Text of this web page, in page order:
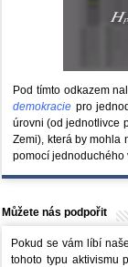
Pod tímto odkazem
demokracie pro
úrovni (od jednotlivce
Zemi), která by mohla
pomocí jednoduchého
Můžete nás podpořit
Pokud se vám líbí
tohoto typu aktivismu